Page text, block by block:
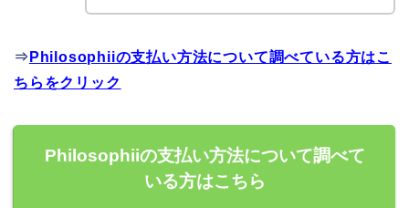
⇒ Philosophiiの支払い方法について調べている方はこ
ちらをクリック
Philosophiiの支払い方法について調べて
いる方はこちら